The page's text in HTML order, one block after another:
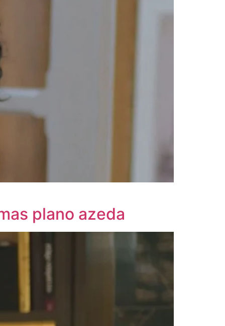
plano azeda